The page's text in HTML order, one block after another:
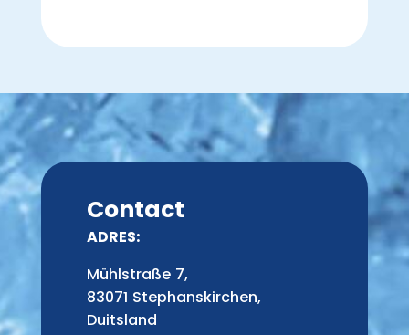
Contact
ADRES:
Mühlstraße 7,
83071 Stephanskirchen,
Duitsland